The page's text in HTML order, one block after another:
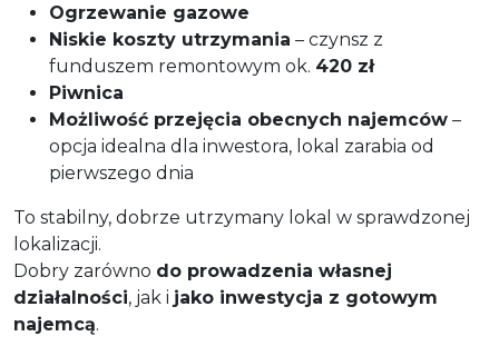
Ogrzewanie gazowe
Niskie koszty utrzymania – czynsz z
funduszem remontowym ok. 420 zł
Piwnica
Możliwość przejęcia obecnych najemców –
opcja idealna dla inwestora, lokal zarabia od
pierwszego dnia
To stabilny, dobrze utrzymany lokal w sprawdzonej
lokalizacji.
Dobry zarówno do prowadzenia własnej
działalności, jak i jako inwestycja z gotowym
najemcą.